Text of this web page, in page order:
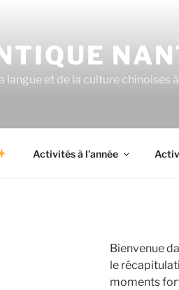
langue et de la culture chinoises
Activités à l’année
Bienvenue
le
moments